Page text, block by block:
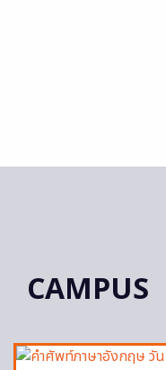
CAMPUS